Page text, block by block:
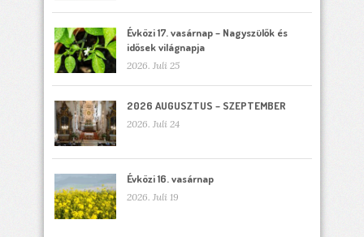
Évközi 17. vasárnap – Nagyszülők és
idősek világnapja
2026. Juli 25
2026 AUGUSZTUS – SZEPTEMBER
2026. Juli 24
Évközi 16. vasárnap
2026. Juli 19